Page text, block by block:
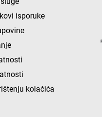
isporuke
kolačića